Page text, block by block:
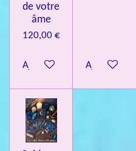
de votre
âme
120,00 €
Ajouter au panierAjouter au